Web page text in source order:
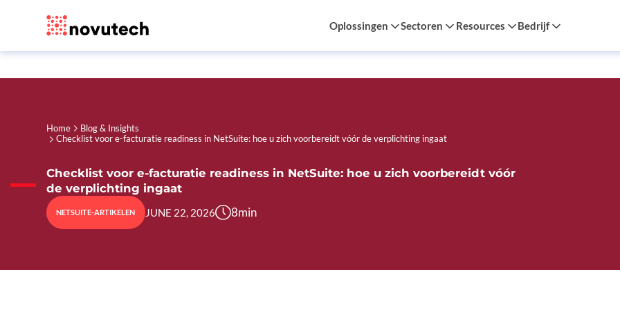
Oplossingen Sectoren Resources Bedrijf
Home
Blog & Insights
Checklist voor e-facturatie readiness in NetSuite: hoe u zich voorbereidt vóór de verplichting ingaat
Checklist voor e-facturatie readiness in NetSuite: hoe u zich voorbereidt vóór
de verplichting ingaat
NETSUITE-ARTIKELEN JUNE 22, 2026 8min